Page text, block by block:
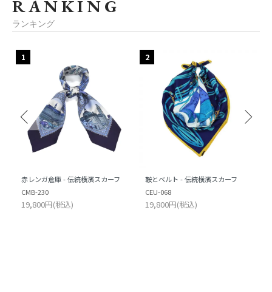
RANKING
ランキング
1
赤レンガ倉庫 - 伝統横濱スカーフ
CMB-230
19,800円(税込)
2
鞍とベルト - 伝統横濱スカーフ
CEU-068
19,800円(税込)